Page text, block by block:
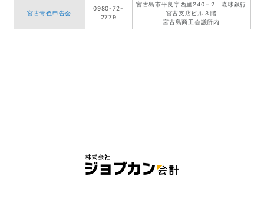
宮古青色申告会
0980-72-
2779
宮古島市平良字西里240－2 琉球銀行
宮古支店ビル３階
宮古島商工会議所内